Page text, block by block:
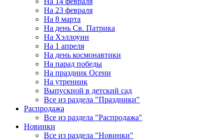
На 23 февраля
На 8 марта
На день Св. Патрика
На Хэллоуин
На 1 апреля
На день космонавтики
На парад победы
На праздник Осени
На утренник
Выпускной в детский сад
Все из раздела "Праздники"
Распродажа
Все из раздела "Распродажа"
Новинки
Все из раздела "Новинки"